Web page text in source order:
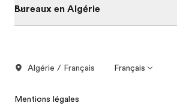
Bureaux en Algérie
Algérie / Français Français
Mentions légales